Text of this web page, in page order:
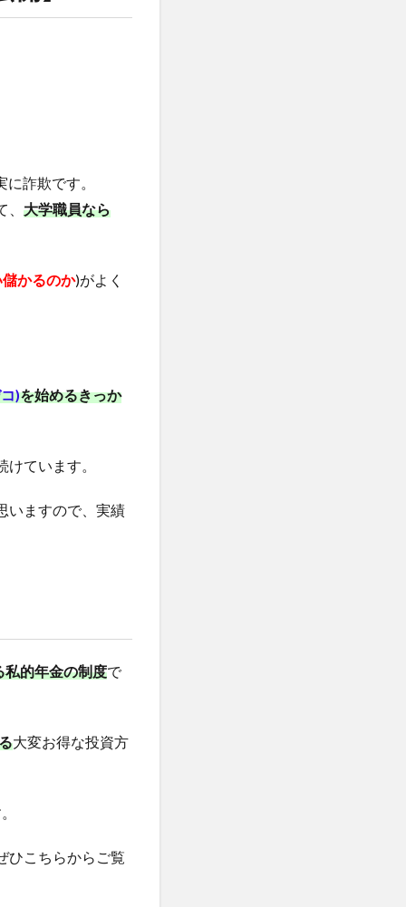
詐欺です。
大学職員なら
かるのか)がよく
)を始めるきっか
ています。
いますので、実績
私的年金の制度で
大変お得な投資方
ひこちらからご覧